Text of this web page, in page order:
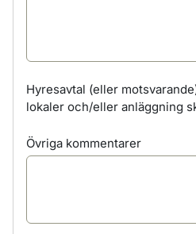
Hyresavtal (eller
lokaler och/eller anläggning
Övriga kommentarer